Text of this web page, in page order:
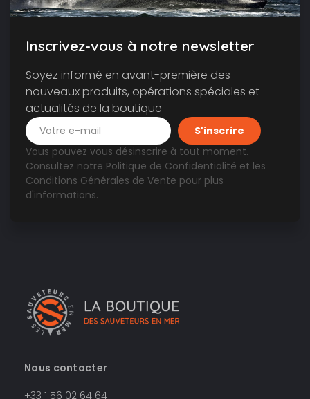
Inscrivez-vous à notre newsletter
Soyez informé en avant-première des
nouveaux produits, opérations spéciales et
actualités de la boutique
Vous pouvez vous désinscrire à tout moment.
Consultez notre Politique de Confidentialité et les
Conditions Générales de Vente pour plus
d'informations.
Nous contacter
+33 1 56 02 64 64